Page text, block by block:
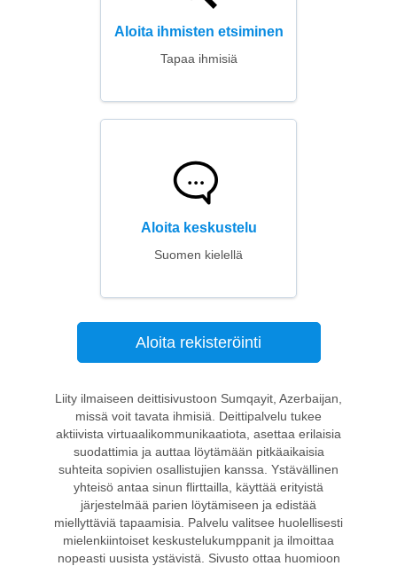
Aloita ihmisten etsiminen
Tapaa ihmisiä
Aloita keskustelu
Suomen kielellä
Aloita rekisteröinti
Liity ilmaiseen deittisivustoon Sumqayit, Azerbaijan,
missä voit tavata ihmisiä. Deittipalvelu tukee
aktiivista virtuaalikommunikaatiota, asettaa erilaisia
suodattimia ja auttaa löytämään pitkäaikaisia
suhteita sopivien osallistujien kanssa. Ystävällinen
yhteisö antaa sinun flirttailla, käyttää erityistä
järjestelmää parien löytämiseen ja edistää
miellyttäviä tapaamisia. Palvelu valitsee huolellisesti
mielenkiintoiset keskustelukumppanit ja ilmoittaa
nopeasti uusista ystävistä. Sivusto ottaa huomioon